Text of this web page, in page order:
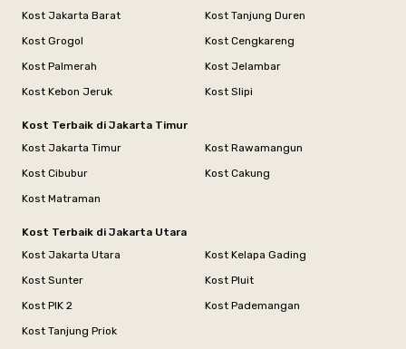
Kost Jakarta Barat
Kost Tanjung Duren
Kost Grogol
Kost Cengkareng
Kost Palmerah
Kost Jelambar
Kost Kebon Jeruk
Kost Slipi
Kost Terbaik di Jakarta Timur
Kost Jakarta Timur
Kost Rawamangun
Kost Cibubur
Kost Cakung
Kost Matraman
Kost Terbaik di Jakarta Utara
Kost Jakarta Utara
Kost Kelapa Gading
Kost Sunter
Kost Pluit
Kost PIK 2
Kost Pademangan
Kost Tanjung Priok